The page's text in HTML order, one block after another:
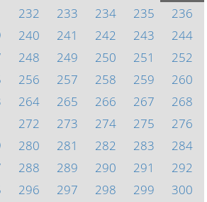
232 233 234 235
236
240 241 242 243
244
248 249 250 251
252
256 257 258 259
260
264 265 266 267
268
272 273 274 275
276
280 281 282 283
284
288 289 290 291
292
296 297 298 299
300